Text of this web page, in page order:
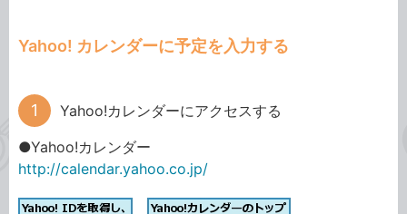
Yahoo! カレンダーに予定を入力する
Yahoo!カレンダーにアクセスする
●Yahoo!カレンダー
http://calendar.yahoo.co.jp/